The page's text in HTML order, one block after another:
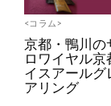
<コラム>
京都・鴨川の
ロワイヤル京
イスアールグ
アリング